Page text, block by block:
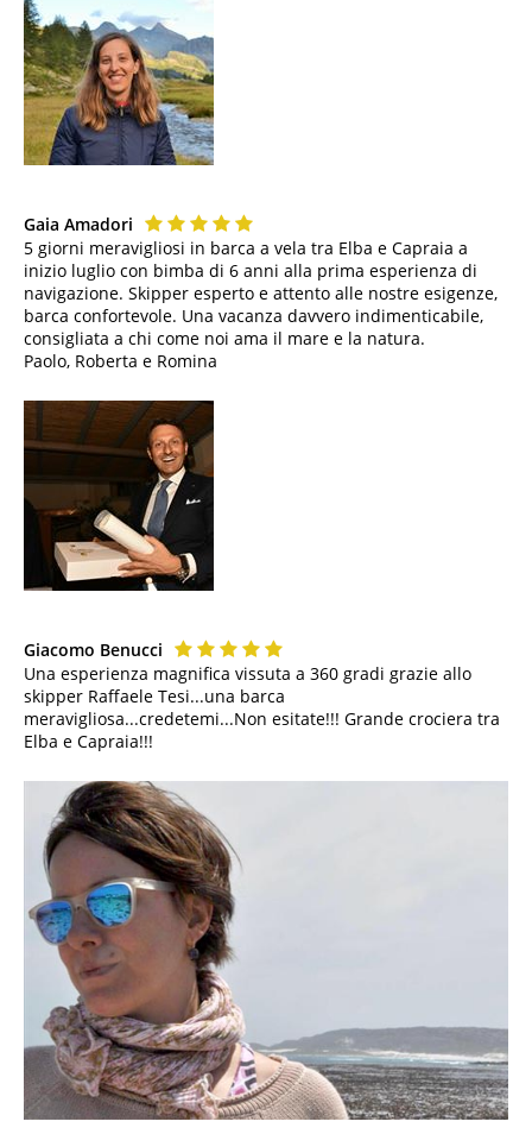
Gaia Amadori
5 giorni meravigliosi in barca a vela tra Elba e Capraia a
inizio luglio con bimba di 6 anni alla prima esperienza di
navigazione. Skipper esperto e attento alle nostre esigenze,
barca confortevole. Una vacanza davvero indimenticabile,
consigliata a chi come noi ama il mare e la natura.
Paolo, Roberta e Romina
Giacomo Benucci
Una esperienza magnifica vissuta a 360 gradi grazie allo
skipper Raffaele Tesi...una barca
meravigliosa...credetemi...Non esitate!!! Grande crociera tra
Elba e Capraia!!!